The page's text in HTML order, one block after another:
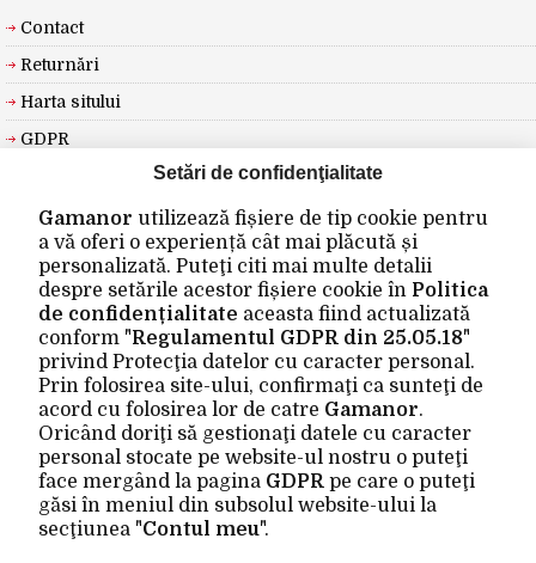
Setări de confidenţialitate
Gamanor utilizează fișiere de tip cookie pentru
a vă oferi o experiență cât mai plăcută și
personalizată. Puteţi citi mai multe detalii
despre setările acestor fișiere cookie în Politica
de confidențialitate aceasta fiind actualizată
conform "Regulamentul GDPR din 25.05.18"
privind Protecţia datelor cu caracter personal.
Prin folosirea site-ului, confirmaţi ca sunteţi de
acord cu folosirea lor de catre Gamanor.
Oricând doriţi să gestionaţi datele cu caracter
personal stocate pe website-ul nostru o puteţi
face mergând la pagina GDPR pe care o puteţi
găsi în meniul din subsolul website-ului la
secţiunea "Contul meu".
Contact
Returnări
Harta sitului
GDPR
Producători
Vouchere cadou
Oferte speciale
CONTUL MEU
Contul meu
Istoric comenzi
Wishlist
Newsletter